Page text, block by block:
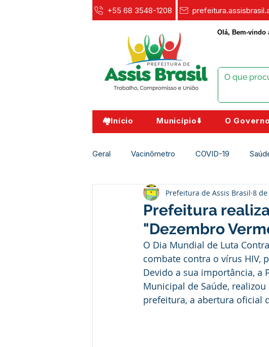
+55 68 3548-1208
Olá, Bem-vindo
🏘️Início Município⬇️ O
Geral Vacinômetro COVID-19
Agricultura e Meio Ambiente
Desporto Cultura e Lazer Educação
Patrimônio Municipal Segurança Publica
Prefeitura
"Dezembro
Prefeitura de Assis Brasil 8
O Dia Mundial de Luta
combate contra o vírus HIV,
Devido a sua importância, a
Municipal de Saúde,
prefeitura, a abertura oficial